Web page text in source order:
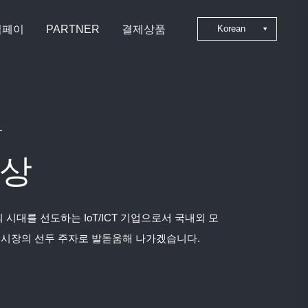
이 PARTNER 결제상품 Korean
시대를 선도하는 IoT/ICT 기업으로서 국내외 모
장의 선두 주자로 발돋움해 나가겠습니다.